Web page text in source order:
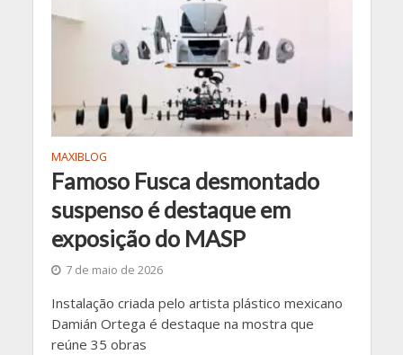
MAXIBLOG
Famoso Fusca desmontado
suspenso é destaque em
exposição do MASP
7 de maio de 2026
Instalação criada pelo artista plástico mexicano
Damián Ortega é destaque na mostra que
reúne 35 obras